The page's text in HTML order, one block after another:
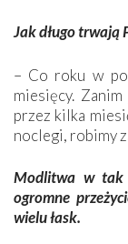
Jak długo trwają
– Co roku w
miesięcy.
przez kilka
noclegi, robimy
Modlitwa w tak
ogromne
wielu łask.